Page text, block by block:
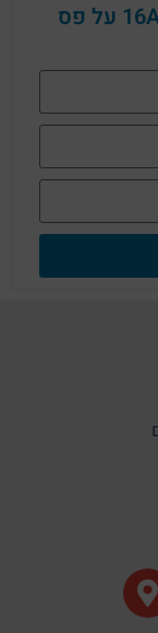
לפרטים נוספים על ממסרי צעד 16A על פס